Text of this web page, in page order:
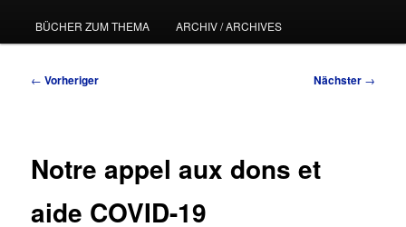
BÜCHER ZUM THEMA ARCHIV / ARCHIVES
Beitragsnavigation
← Vorheriger Nächster →
Notre appel aux dons et
aide COVID-19